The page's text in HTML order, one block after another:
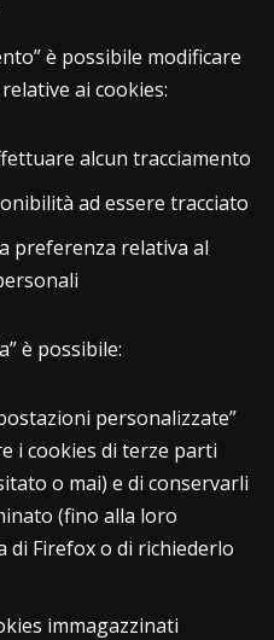
è possibile modificare
ai cookies:
alcun tracciamento
ad essere tracciato
preferenza relativa al
è possibile:
personalizzate”
i cookies di terze parti
o mai) e di conservarli
(fino alla loro
di Firefox o di richiederlo
immagazzinati